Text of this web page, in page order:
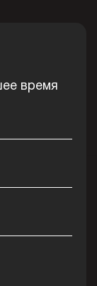
время